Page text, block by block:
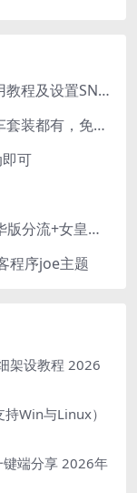
VSOL V2802RH 2.5g光猫 设置使用教程及设置SN教程-附带稳定固件使用手册等
[端游] QQ飞车端游单机版，各种车套装都有，免虚拟机
可
云盘下载生化危机4重制版女皇豪华版分流+女皇学习补丁+修改器 解压即玩【阿里云盘】
程序joe主题
架设教程 2026
Win与Linux）
端分享 2026年